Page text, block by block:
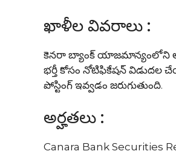
ఖాళీల వివరాలు :
కెనరా బ్యాంక్ యాజమాన్యంలోని
భర్తీ కోసం నోటిఫికేషన్ విడుదల
పోస్టింగ్ ఇవ్వడం జరుగుతుంది.
అర్హతలు :
Canara Bank Securities